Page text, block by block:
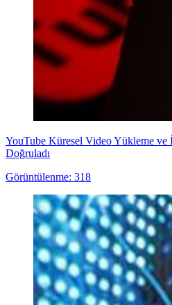
YouTube Küresel Video Yükleme ve
Doğruladı
Görüntülenme: 318